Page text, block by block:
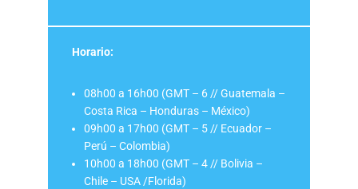
Horario:
08h00 a 16h00 (GMT – 6 // Guatemala –
Costa Rica – Honduras – México)
09h00 a 17h00 (GMT – 5 // Ecuador –
Perú – Colombia)
10h00 a 18h00 (GMT – 4 // Bolivia –
Chile – USA /Florida)